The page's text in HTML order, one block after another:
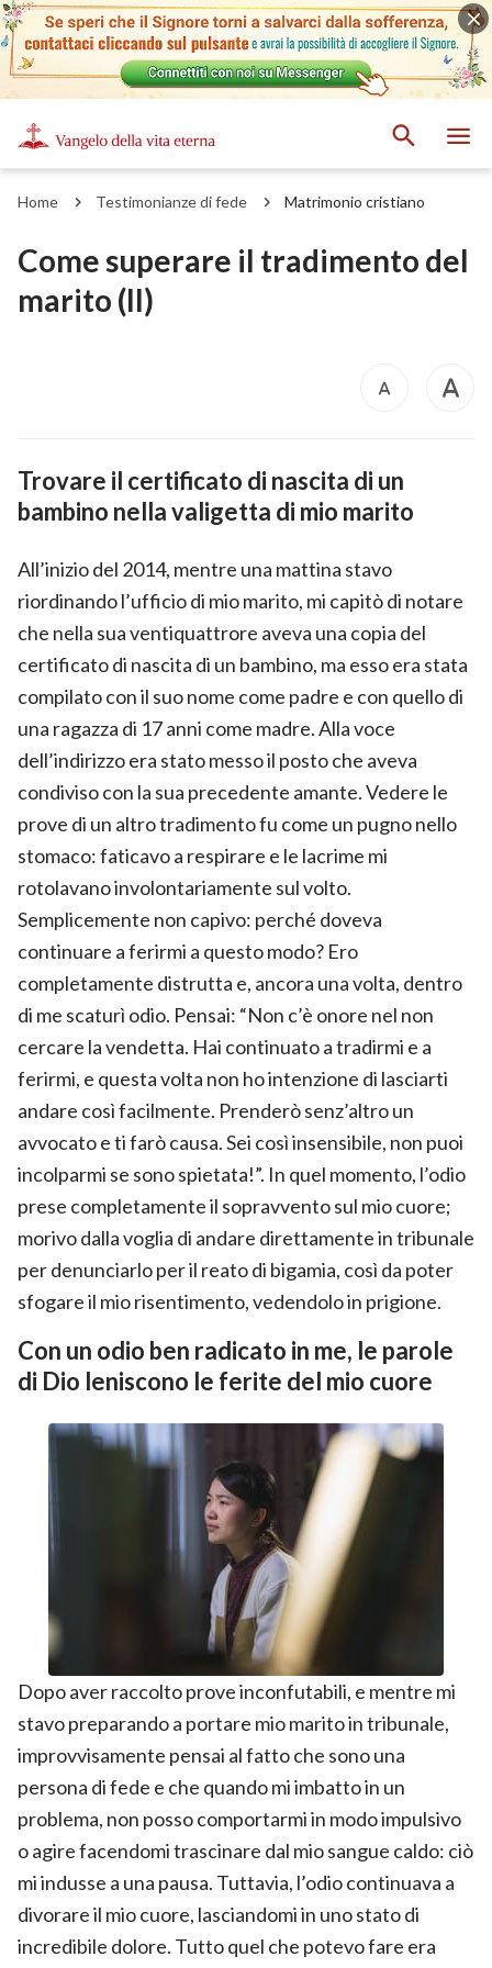
Home Testimonianze di fede Matrimonio cristiano
Come superare il tradimento del
marito (II)
Trovare il certificato di nascita di un
bambino nella valigetta di mio marito
All’inizio del 2014, mentre una mattina stavo
riordinando l’ufficio di mio marito, mi capitò di notare
che nella sua ventiquattrore aveva una copia del
certificato di nascita di un bambino, ma esso era stata
compilato con il suo nome come padre e con quello di
una ragazza di 17 anni come madre. Alla voce
dell’indirizzo era stato messo il posto che aveva
condiviso con la sua precedente amante. Vedere le
prove di un altro tradimento fu come un pugno nello
stomaco: faticavo a respirare e le lacrime mi
rotolavano involontariamente sul volto.
Semplicemente non capivo: perché doveva
continuare a ferirmi a questo modo? Ero
completamente distrutta e, ancora una volta, dentro
di me scaturì odio. Pensai: “Non c’è onore nel non
cercare la vendetta. Hai continuato a tradirmi e a
ferirmi, e questa volta non ho intenzione di lasciarti
andare così facilmente. Prenderò senz’altro un
avvocato e ti farò causa. Sei così insensibile, non puoi
incolparmi se sono spietata!”. In quel momento, l’odio
prese completamente il sopravvento sul mio cuore;
morivo dalla voglia di andare direttamente in tribunale
per denunciarlo per il reato di bigamia, così da poter
sfogare il mio risentimento, vedendolo in prigione.
Con un odio ben radicato in me, le parole
di Dio leniscono le ferite del mio cuore
Dopo aver raccolto prove inconfutabili, e mentre mi
stavo preparando a portare mio marito in tribunale,
improvvisamente pensai al fatto che sono una
persona di fede e che quando mi imbatto in un
problema, non posso comportarmi in modo impulsivo
o agire facendomi trascinare dal mio sangue caldo: ciò
mi indusse a una pausa. Tuttavia, l’odio continuava a
divorare il mio cuore, lasciandomi in uno stato di
incredibile dolore. Tutto quel che potevo fare era